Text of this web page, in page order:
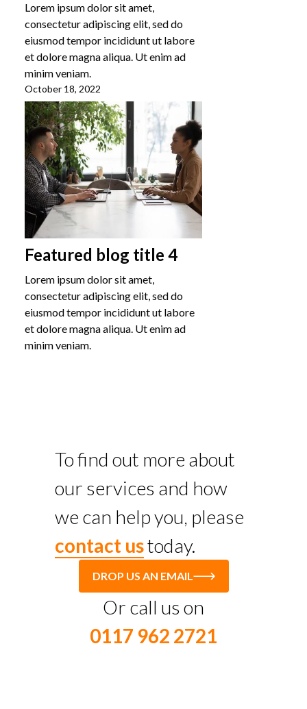
Lorem ipsum dolor sit amet,
consectetur adipiscing elit, sed do
eiusmod tempor incididunt ut labore
et dolore magna aliqua. Ut enim ad
minim veniam.
October 18, 2022
Featured blog title 4
Lorem ipsum dolor sit amet,
consectetur adipiscing elit, sed do
eiusmod tempor incididunt ut labore
et dolore magna aliqua. Ut enim ad
minim veniam.
To find out more about
our services and how
we can help you, please
contact ustoday.
DROP US AN EMAIL
Or call us on
0117 962 2721